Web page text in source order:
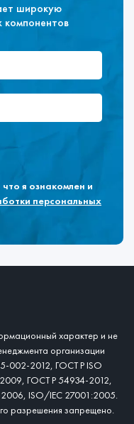
широкую
компонентов
я ознакомлен и
персональных
характер и не
организации
002-2012, ГОСТ Р ISO
ГОСТ Р 54934-2012,
ISO/IEC 27001:2005.
разрешения запрещено.